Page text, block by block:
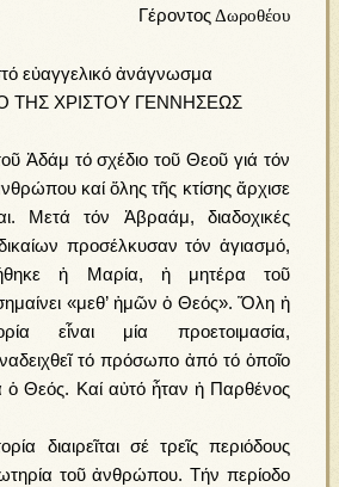
ΓέροντοςΔωροθέου
εὐαγγελικό ἀνάγνωσμα
ΤΗΣ ΧΡΙΣΤΟΥ ΓΕΝΝΗΣΕΩΣ
Ἀδάμ τό σχέδιο τοῦ Θεοῦ γιά τόν
καί ὅλης τῆς κτίσης ἄρχισε
Μετά τόν Ἀβραάμ, διαδοχικές
προσέλκυσαν τόν ἁγιασμό,
ἡ Μαρία, ἡ μητέρα τοῦ
«μεθ’ ἡμῶν ὁ Θεός». Ὅλη ἡ
εἶναι μία προετοιμασία,
τό πρόσωπο ἀπό τό ὁποῖο
ὁ Θεός. Καί αὐτό ἦταν ἡ Παρθένος
διαιρεῖται σέ τρεῖς περιόδους
τοῦ ἀνθρώπου. Τήν περίοδο